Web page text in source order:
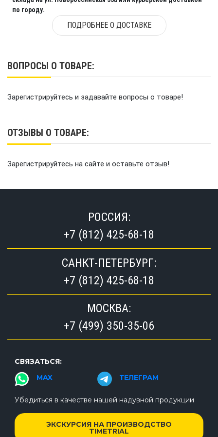
по городу.
ПОДРОБНЕЕ О ДОСТАВКЕ
ВОПРОСЫ О ТОВАРЕ:
Зарегистрируйтесь и задавайте вопросы о товаре!
ОТЗЫВЫ О ТОВАРЕ:
Зарегистрируйтесь на сайте и оставьте отзыв!
РОССИЯ:
+7 (812) 425-68-18
САНКТ-ПЕТЕРБУРГ:
+7 (812) 425-68-18
МОСКВА:
+7 (499) 350-35-06
СВЯЗАТЬСЯ:
MAX
ТЕЛЕГРАМ
Убедиться в качестве нашей надувной продукции
ЭКСКУРСИЯ НА ПРОИЗВОДСТВО
TIMETRIAL